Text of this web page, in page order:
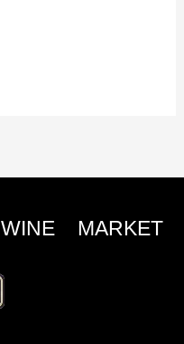
WINE MARKET